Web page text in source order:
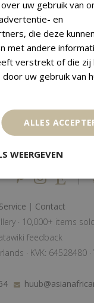
African Art,Various
PIPE – CLAY,
BAMUN – CAMEROON
|
| Contact
· 10,000+ items
feedback
· KVK: 64528480 ·
uw gebruik van
en
die deze kunnen
met andere
verstrekt of die zij
uw gebruik van
ALLES
WEERGEVEN